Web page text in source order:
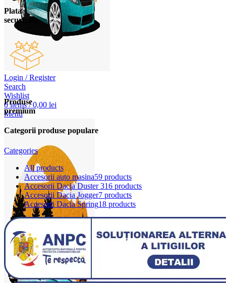
Login / Register
Search
Wishlist
0items / 0,00 lei
Menu
Plata
securizata
Produse
premium
Categorii produse populare
Categories
Allproducts
Accesorii auto masina59 products
Accesorii Dacia Duster 316 products
Accesorii Dacia Jogger7 products
Accesorii Dacia Spring18 products